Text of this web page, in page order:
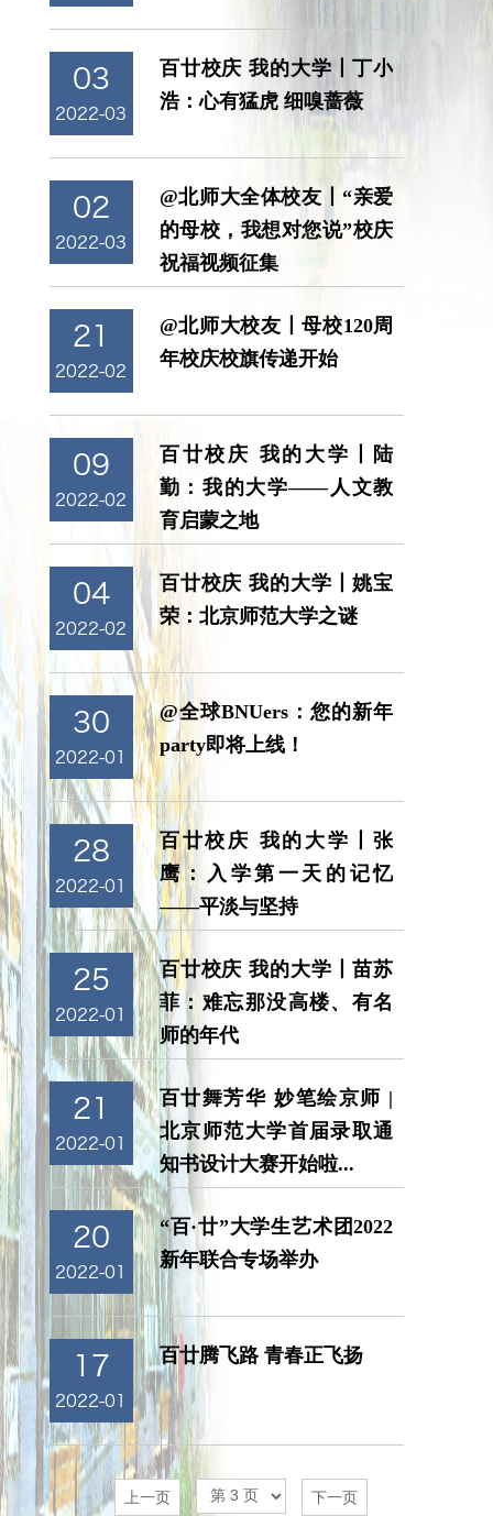
03
2022-03
百廿校庆 我的大学丨丁小
浩：心有猛虎 细嗅蔷薇
02
2022-03
@北师大全体校友丨“亲爱
的母校，我想对您说”校庆
祝福视频征集
21
2022-02
@北师大校友丨母校120周
年校庆校旗传递开始
09
2022-02
百廿校庆 我的大学丨陆
勤：我的大学——人文教
育启蒙之地
04
2022-02
百廿校庆 我的大学丨姚宝
荣：北京师范大学之谜
30
2022-01
@全球BNUers：您的新年
party即将上线！
28
2022-01
百廿校庆 我的大学丨张
鹰：入学第一天的记忆
——平淡与坚持
25
2022-01
百廿校庆 我的大学丨苗苏
菲：难忘那没高楼、有名
师的年代
21
2022-01
百廿舞芳华 妙笔绘京师 |
北京师范大学首届录取通
知书设计大赛开始啦...
20
2022-01
“百·廿”大学生艺术团2022
新年联合专场举办
17
2022-01
百廿腾飞路 青春正飞扬
上一页 下一页